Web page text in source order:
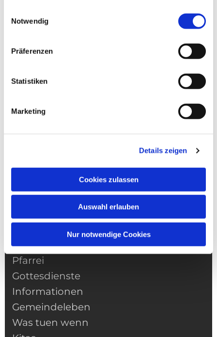
Notwendig
Präferenzen
Statistiken
Marketing
Details zeigen
Cookies zulassen
Auswahl erlauben
Nur notwendige Cookies
NAVIGATION
Pfarrei
Gottesdienste
Informationen
Gemeindeleben
Was tuen wenn